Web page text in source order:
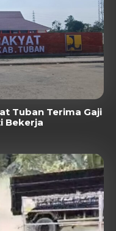
Tuban Terima Gaji
Bekerja